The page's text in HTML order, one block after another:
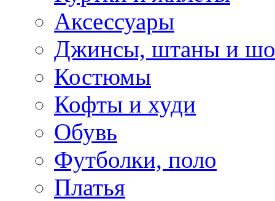
Аксессуары
Джинсы, штаны и
Костюмы
Кофты и худи
Обувь
Футболки, поло
Платья